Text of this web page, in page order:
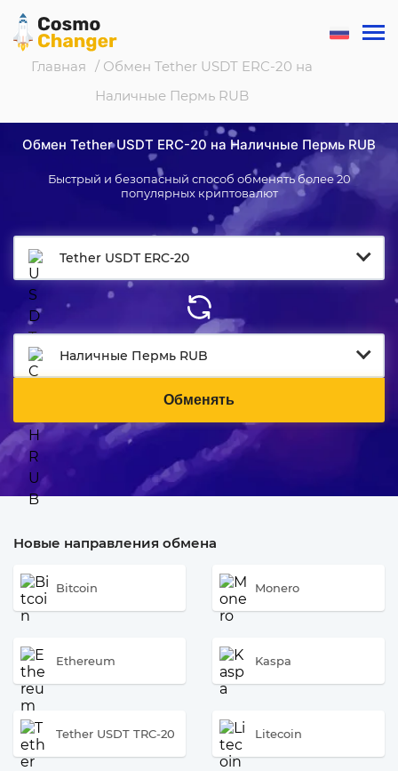
Главная / Обмен Tether USDT ERC-20 на
Наличные Пермь RUB
Обмен Tether USDT ERC-20 на Наличные Пермь RUB
Быстрый и безопасный способ обменять более 20
популярных криптовалют
Tether USDT ERC-20
Наличные Пермь RUB
Обменять
Новые направления обмена
Bitcoin Monero
Ethereum Kaspa
Tether USDT TRC-20 Litecoin